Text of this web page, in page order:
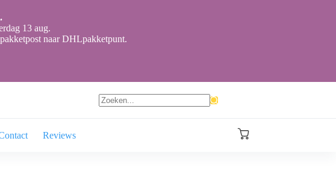
13 aug.
naar DHLpakketpunt.
Reviews Winkelwagen